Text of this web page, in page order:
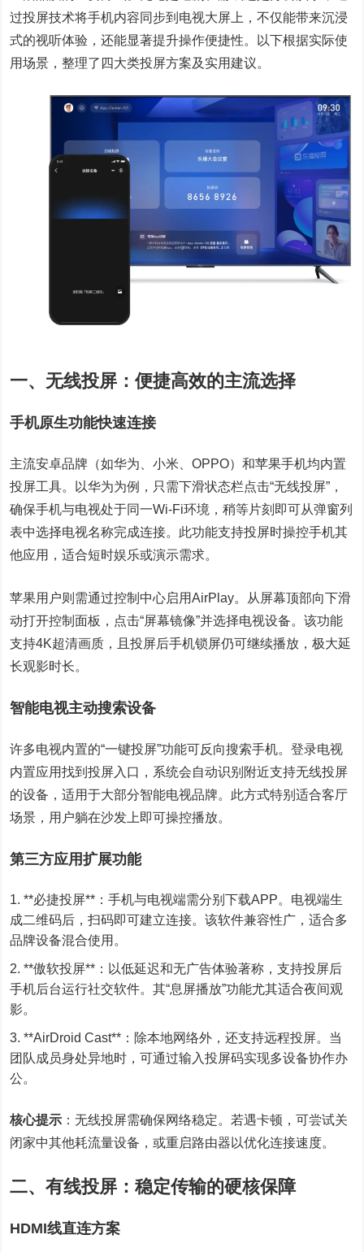
过投屏技术将手机内容同步到电视大屏上，不仅能带来沉浸
式的视听体验，还能显著提升操作便捷性。以下根据实际使
用场景，整理了四大类投屏方案及实用建议。
一、无线投屏：便捷高效的主流选择
手机原生功能快速连接
主流安卓品牌（如华为、小米、OPPO）和苹果手机均内置
投屏工具。以华为为例，只需下滑状态栏点击“无线投屏”，
确保手机与电视处于同一Wi-Fi环境，稍等片刻即可从弹窗列
表中选择电视名称完成连接。此功能支持投屏时操控手机其
他应用，适合短时娱乐或演示需求。
苹果用户则需通过控制中心启用AirPlay。从屏幕顶部向下滑
动打开控制面板，点击“屏幕镜像”并选择电视设备。该功能
支持4K超清画质，且投屏后手机锁屏仍可继续播放，极大延
长观影时长。
智能电视主动搜索设备
许多电视内置的“一键投屏”功能可反向搜索手机。登录电视
内置应用找到投屏入口，系统会自动识别附近支持无线投屏
的设备，适用于大部分智能电视品牌。此方式特别适合客厅
场景，用户躺在沙发上即可操控播放。
第三方应用扩展功能
**必捷投屏**：手机与电视端需分别下载APP。电视端生
成二维码后，扫码即可建立连接。该软件兼容性广，适合多
品牌设备混合使用。
**傲软投屏**：以低延迟和无广告体验著称，支持投屏后
手机后台运行社交软件。其“息屏播放”功能尤其适合夜间观
影。
**AirDroid Cast**：除本地网络外，还支持远程投屏。当
团队成员身处异地时，可通过输入投屏码实现多设备协作办
公。
核心提示 ：无线投屏需确保网络稳定。若遇卡顿，可尝试关
闭家中其他耗流量设备，或重启路由器以优化连接速度。
二、有线投屏：稳定传输的硬核保障
HDMI线直连方案